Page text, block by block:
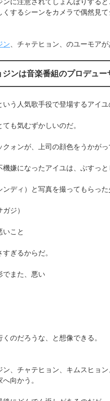
くするシーンをカメラで偶然見
ン 、チャテヒョン、のユーモア
ジンは音楽番組のプロデュ
いう人気歌手役で登場するアイ
も気むずかしいのだ。
クォンが、上司の顔色をうかが
機嫌になったアイユは、ぶすっ
ンディ）と写真を撮ってもらっ
ジ）
いこと
ぎるからだ。
でまた、悪い
のだろうな、と想像できる。
ン、チャテヒョン、キムスヒョ
向かう。